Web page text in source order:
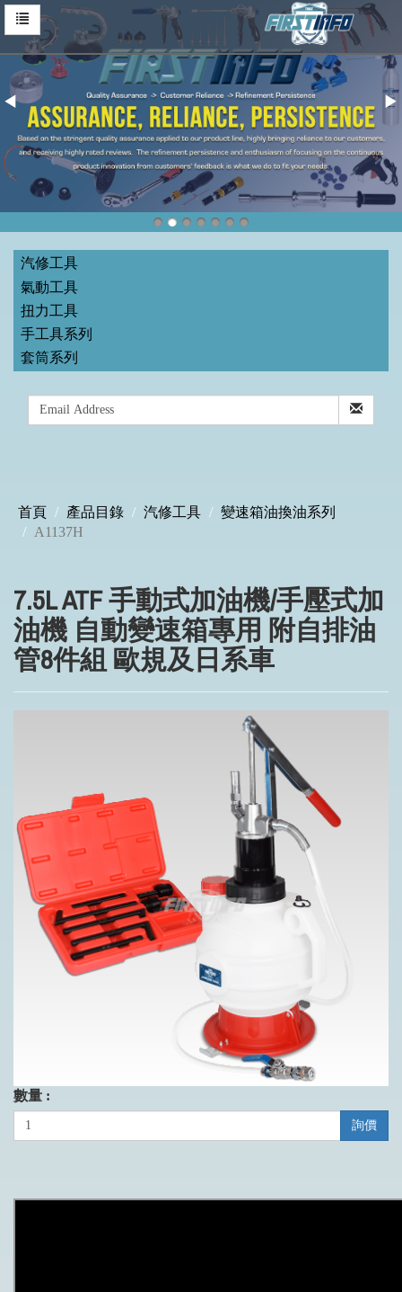
汽修工具
氣動工具
扭力工具
手工具系列
套筒系列
首頁 產品目錄 汽修工具
變速箱油換油系列
A1137H
7.5L ATF 手動式加油機/手壓式加
油機 自動變速箱專用 附自排油
管8件組 歐規及日系車
數量 :
詢價